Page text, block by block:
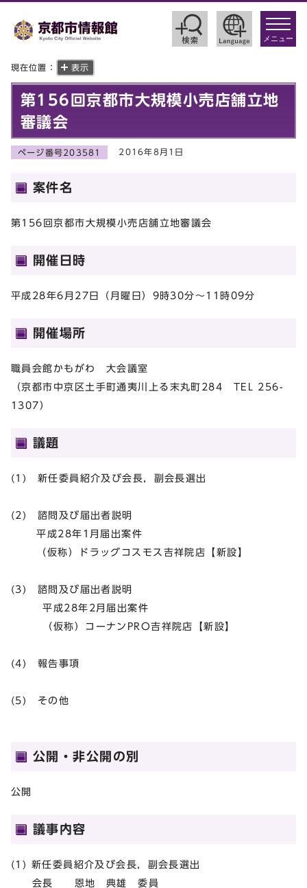
toggle
メニュー
現在位置： 表示
第156回京都市大規模小売店舗立地
審議会
ページ番号203581 2016年8月1日
案件名
第156回京都市大規模小売店舗立地審議会
開催日時
平成28年6月27日（月曜日）9時30分～11時09分
開催場所
職員会館かもがわ 大会議室
（京都市中京区土手町通夷川上る末丸町284 TEL 256-
1307）
議題
(1) 新任委員紹介及び会長，副会長選出
(2) 諮問及び届出者説明
平成28年1月届出案件
（仮称）ドラッグコスモス吉祥院店【新設】
(3) 諮問及び届出者説明
平成28年2月届出案件
（仮称）コーナンPRO吉祥院店【新設】
(4) 報告事項
(5) その他
公開・非公開の別
公開
議事内容
(1) 新任委員紹介及び会長，副会長選出
会長 恩地 典雄 委員